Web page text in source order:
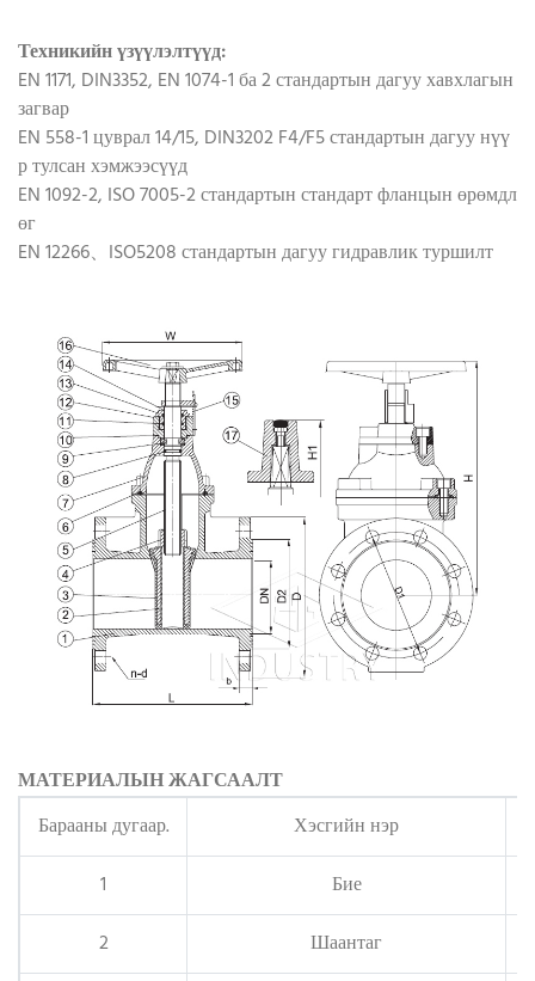
Техникийн үзүүлэлтүүд:
EN 1171, DIN3352, EN 1074-1 ба 2 стандартын дагуу хавхлагын
загвар
EN 558-1 цуврал 14/15, DIN3202 F4/F5 стандартын дагуу нүү
р тулсан хэмжээсүүд
EN 1092-2, ISO 7005-2 стандартын стандарт фланцын өрөмдл
өг
EN 12266、ISO5208 стандартын дагуу гидравлик туршилт
МАТЕРИАЛЫН ЖАГСААЛТ
Барааны дугаар.
Хэсгийн нэр
1
Бие
2
Шаантаг